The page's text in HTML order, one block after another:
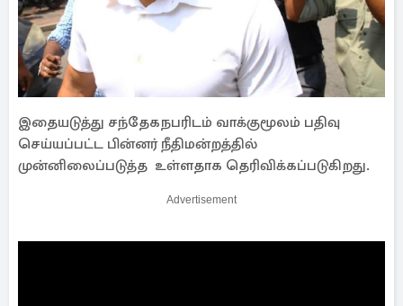
இதையடுத்து சந்தேகநபரிடம் வாக்குமூலம் பதிவு
செய்யப்பட்ட பின்னர் நீதிமன்றத்தில்
முன்னிலைப்படுத்த உள்ளதாக தெரிவிக்கப்படுகிறது.
Advertisement